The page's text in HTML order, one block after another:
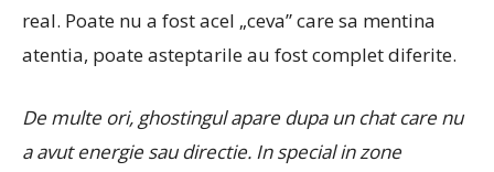
real. Poate nu a fost acel „ceva” care sa mentina
atentia, poate asteptarile au fost complet diferite.
De multe ori, ghostingul apare dupa un chat care nu
a avut energie sau directie. In special in zone